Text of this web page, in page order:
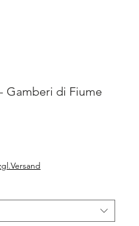
- Gamberi di Fiume